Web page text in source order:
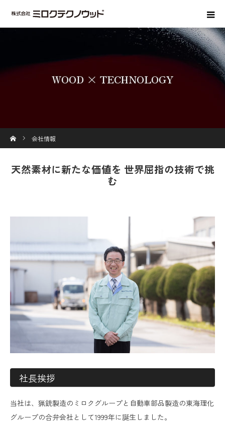
WOOD × TECHNOLOGY
会社情報
天然素材に新たな価値を 世界屈指の技術で挑
む
社長挨拶
当社は、猟銃製造のミロクグループと自動車部品製造の東海理化
グループの合弁会社として1999年に誕生しました。